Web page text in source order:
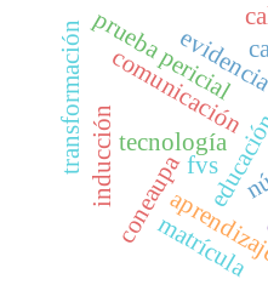
comunicación
tecnología
inducción
prueba pericial
matrícula
coneaupafvs
transformación